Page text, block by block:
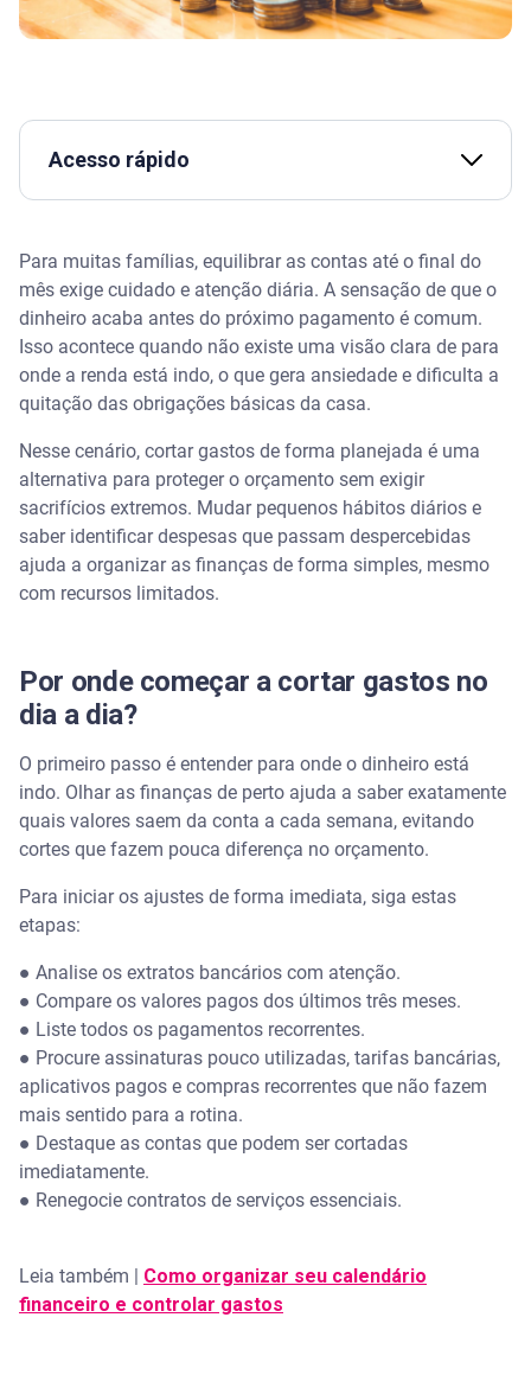
Acesso rápido
Qual a diferença entre gastos fixos, variáveis e
despesas invisíveis?
Como cortar gastos supérfluos sem comprometer o
estilo de vida?
Como economizar em casa com energia, água e
alimentação?
Assista | Como organizar as finanças de casa -
Serasa Ensina
Como organizar uma planilha para cortar gastos
Planejamento financeiro com o Serasa Ensina
Perguntas frequentes sobre cortar gastos
Como economizar dinheiro todo mês?
Como reduzir gastos com alimentação fora de
casa?
Como cortar gastos ganhando pouco?
Existe algum aplicativo para controle e redução de
despesas?
Para muitas famílias, equilibrar as contas até o final do
mês exige cuidado e atenção diária. A sensação de que o
dinheiro acaba antes do próximo pagamento é comum.
Isso acontece quando não existe uma visão clara de para
onde a renda está indo, o que gera ansiedade e dificulta a
quitação das obrigações básicas da casa.
Nesse cenário, cortar gastos de forma planejada é uma
alternativa para proteger o orçamento sem exigir
sacrifícios extremos. Mudar pequenos hábitos diários e
saber identificar despesas que passam despercebidas
ajuda a organizar as finanças de forma simples, mesmo
com recursos limitados.
Por onde começar a cortar gastos no
dia a dia?
O primeiro passo é entender para onde o dinheiro está
indo. Olhar as finanças de perto ajuda a saber exatamente
quais valores saem da conta a cada semana, evitando
cortes que fazem pouca diferença no orçamento.
Para iniciar os ajustes de forma imediata, siga estas
etapas:
● Analise os extratos bancários com atenção.
● Compare os valores pagos dos últimos três meses.
● Liste todos os pagamentos recorrentes.
● Procure assinaturas pouco utilizadas, tarifas bancárias,
aplicativos pagos e compras recorrentes que não fazem
mais sentido para a rotina.
● Destaque as contas que podem ser cortadas
imediatamente.
● Renegocie contratos de serviços essenciais.
Leia também | Como organizar seu calendário
financeiro e controlar gastos